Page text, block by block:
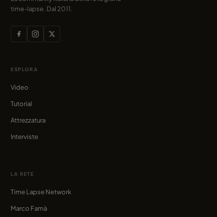
time-lapse. Dal 2011.
ESPLORA
Video
Tutorial
Attrezzatura
Interviste
LA RETE
Time Lapse Network
Marco Famà